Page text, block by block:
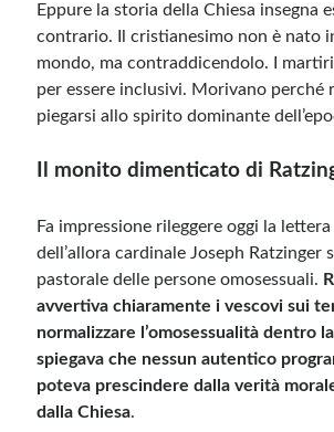
Eppure la storia della Chiesa insegna
contrario. Il cristianesimo non è nato
mondo, ma contraddicendolo. I
per essere inclusivi. Morivano perché
piegarsi allo spirito dominante
Il monito dimenticato di
Fa impressione rileggere oggi la
dell’allora cardinale Joseph Ratzinger
pastorale delle persone omosessuali.
avvertiva chiaramente i vescovi sui
normalizzare l’omosessualità dentro
spiegava che nessun autentico
poteva prescindere dalla verità
dalla Chiesa.